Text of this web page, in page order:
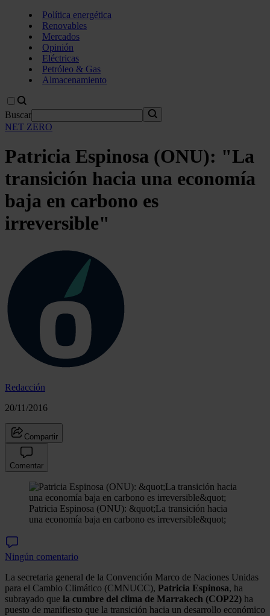
Política energética
Renovables
Mercados
Opinión
Eléctricas
Petróleo & Gas
Almacenamiento
Buscar
NET ZERO
Patricia Espinosa (ONU): "La
transición hacia una economía
baja en carbono es
irreversible"
Redacción
20/11/2016
Compartir
Comentar
Patricia Espinosa (ONU): &quot;La transición hacia
una economía baja en carbono es irreversible&quot;
Ningún comentario
La secretaria general de la Convención Marco de Naciones Unidas
para el Cambio Climático (CMNUCC), Patricia Espinosa, ha
subrayado que la cumbre del clima de Marrakech (COP22) ha
puesto de manifiesto que la transición hacia un desarrollo económico